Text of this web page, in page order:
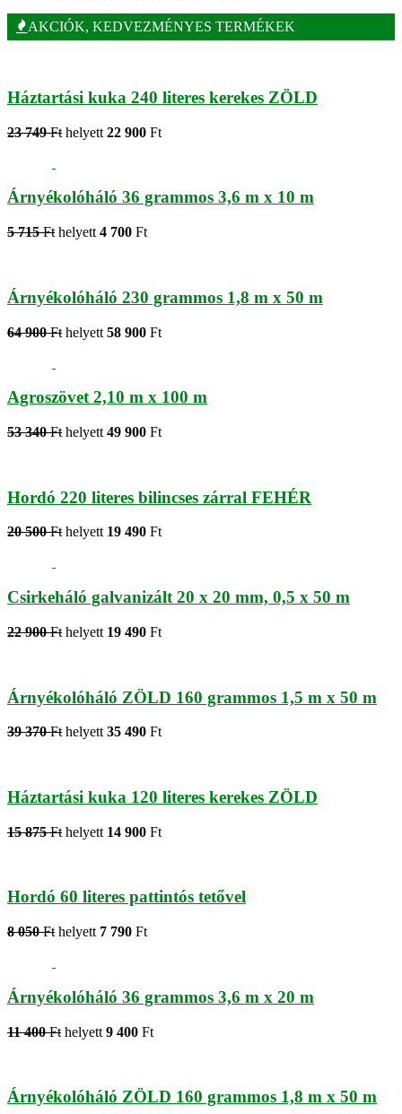
AKCIÓK, KEDVEZMÉNYES TERMÉKEK
Háztartási kuka 240 literes kerekes ZÖLD
23 749 Ft helyett 22 900 Ft
Árnyékolóháló 36 grammos 3,6 m x 10 m
5 715 Ft helyett 4 700 Ft
Árnyékolóháló 230 grammos 1,8 m x 50 m
64 900 Ft helyett 58 900 Ft
Agroszövet 2,10 m x 100 m
53 340 Ft helyett 49 900 Ft
Hordó 220 literes bilincses zárral FEHÉR
20 500 Fthelyett 19 490 Ft
Csirkeháló galvanizált 20 x 20 mm, 0,5 x 50 m
22 900 Ft helyett 19 490 Ft
Árnyékolóháló ZÖLD 160 grammos 1,5 m x 50 m
39 370 Ft helyett 35 490 Ft
Háztartási kuka 120 literes kerekes ZÖLD
15 875 Ft helyett 14 900 Ft
Hordó 60 literes pattintós tetővel
8 050 Ft helyett 7 790 Ft
Árnyékolóháló 36 grammos 3,6 m x 20 m
11 400 Ft helyett 9 400 Ft
Árnyékolóháló ZÖLD 160 grammos 1,8 m x 50 m